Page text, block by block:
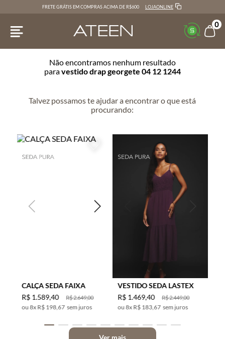
FRETE GRÁTIS EM COMPRAS ACIMA DE R$600 LOJAONLINE
0
Não encontramos nenhum resultado
paravestido drap georgete 04 12 1244
Talvez possamos te ajudar a encontrar o que está
procurando:
CALÇA SEDA FAIXA
R$2.649,00
R$ 1.589,40
8x R$ 198,67 sem juros
VESTIDO SEDA LASTEX
R$2.449,00
R$ 1.469,40
8x R$ 183,67 sem juros
Ver mais